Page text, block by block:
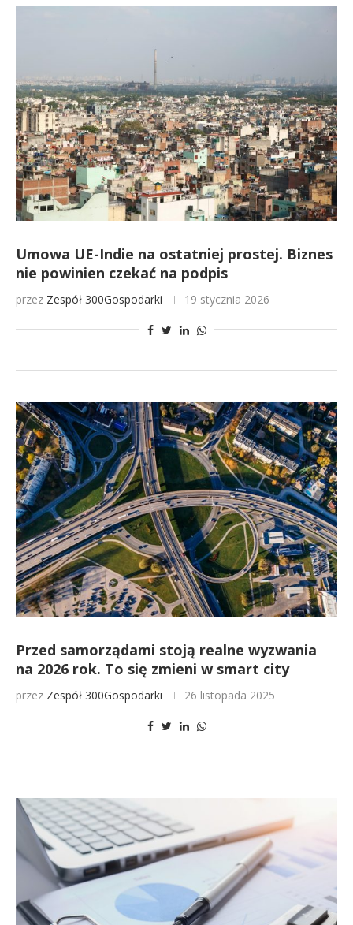
Umowa UE-Indie na ostatniej prostej. Biznes
nie powinien czekać na podpis
przez Zespół 300Gospodarki 19 stycznia 2026
Przed samorządami stoją realne wyzwania
na 2026 rok. To się zmieni w smart city
przez Zespół 300Gospodarki 26 listopada 2025